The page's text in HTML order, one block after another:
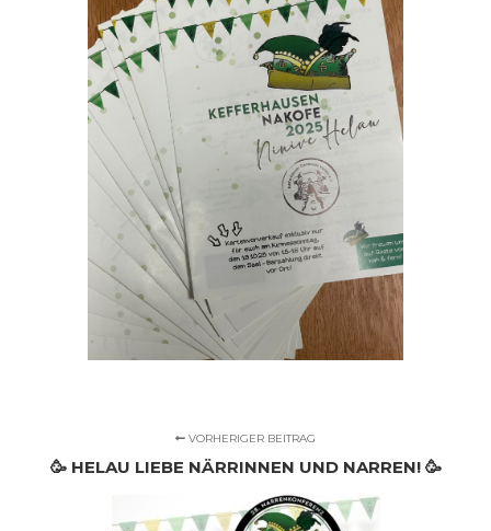
VORHERIGER BEITRAG
🥳 HELAU LIEBE NÄRRINNEN UND NARREN! 🥳